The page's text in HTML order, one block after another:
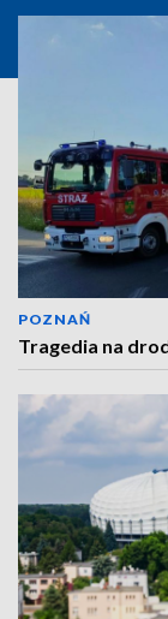
POZNAŃ
Tragedia na